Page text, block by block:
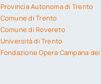
Provincia Autonoma di Trento
Comune di Trento
Comune di Rovereto
Università di Trento
Fondazione Opera Campana